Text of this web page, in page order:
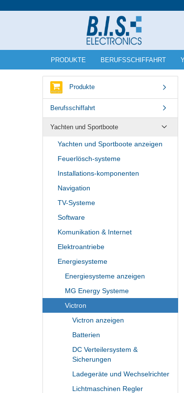
PRODUKTE BERUFSSCHIFFAHRT
Produkte
Berufsschiffahrt
Yachten und Sportboote
Yachten und Sportboote anzeigen
Feuerlösch-systeme
Installations-komponenten
Navigation
TV-Systeme
Software
Komunikation & Internet
Elektroantriebe
Energiesysteme
Energiesysteme anzeigen
MG Energy Systeme
Victron
Victron anzeigen
Batterien
DC Verteilersystem &
Sicherungen
Ladegeräte und Wechselrichter
Lichtmaschinen Regler